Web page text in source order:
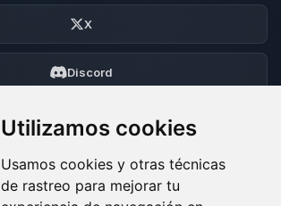
Utilizamos cookies
Usamos cookies y otras técnicas
de rastreo para mejorar tu
X
Discord
Foro